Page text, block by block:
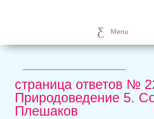
Menu
страница ответов №
Природоведение 5.
Плешаков